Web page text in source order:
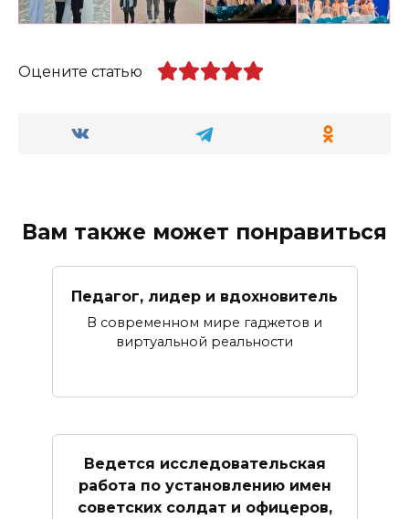
Оцените статью
Вам также может понравиться
Педагог, лидер и вдохновитель
В современном мире гаджетов и
виртуальной реальности
Ведется исследовательская
работа по установлению имен
советских солдат и офицеров,